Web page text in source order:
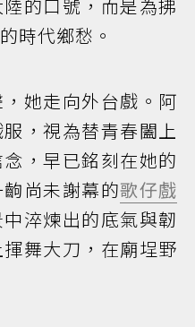
的口號，而是為拂
時代鄉愁。
她走向外台戲。阿
，視為替青春闔上
，早已銘刻在她的
尚未謝幕的歌仔戲
淬煉出的底氣與韌
舞大刀，在廟埕野